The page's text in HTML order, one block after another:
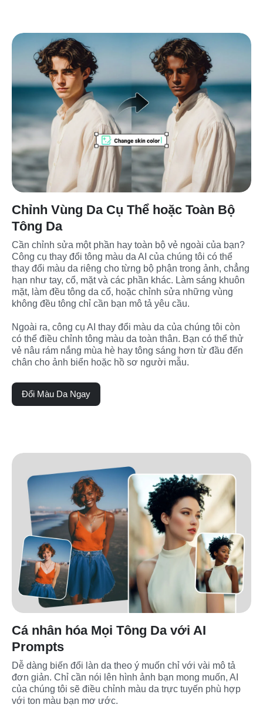
Chỉnh Vùng Da Cụ Thể hoặc Toàn Bộ
Tông Da
Cần chỉnh sửa một phần hay toàn bộ vẻ ngoài của bạn?
Công cụ thay đổi tông màu da AI của chúng tôi có thể
thay đổi màu da riêng cho từng bộ phận trong ảnh, chẳng
hạn như tay, cổ, mặt và các phần khác. Làm sáng khuôn
mặt, làm đều tông da cổ, hoặc chỉnh sửa những vùng
không đều tông chỉ cần bạn mô tả yêu cầu.
Ngoài ra, công cụ AI thay đổi màu da của chúng tôi còn
có thể điều chỉnh tông màu da toàn thân. Bạn có thể thử
vẻ nâu rám nắng mùa hè hay tông sáng hơn từ đầu đến
chân cho ảnh biển hoặc hồ sơ người mẫu.
Đổi Màu Da Ngay
Cá nhân hóa Mọi Tông Da với AI
Prompts
Dễ dàng biến đổi làn da theo ý muốn chỉ với vài mô tả
đơn giản. Chỉ cần nói lên hình ảnh bạn mong muốn, AI
của chúng tôi sẽ điều chỉnh màu da trực tuyến phù hợp
với ton màu bạn mơ ước.